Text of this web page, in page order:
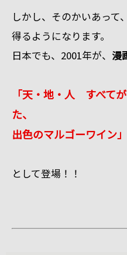
しかし、そのかいあって
得るようになります。
日本でも、2001年が、 漫
「天・地・人 すべて
た、
出色のマルゴーワイン」
として登場！！